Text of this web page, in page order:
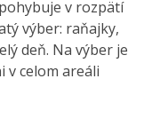
v rozpätí
výber: raňajky,
deň. Na výber je
v celom areáli